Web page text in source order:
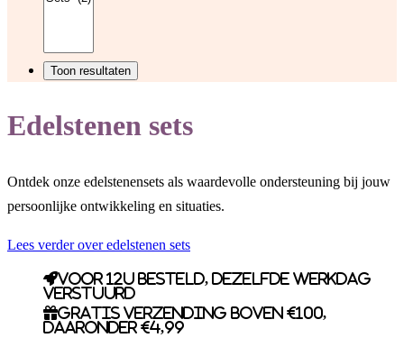
Edelstenen sets
Ontdek onze edelstenensets als waardevolle ondersteuning bij jouw
persoonlijke ontwikkeling en situaties.
Lees verder over edelstenen sets
Voor 12u besteld, dezelfde werkdag
verstuurd
Gratis verzending boven €100,
daaronder €4,99